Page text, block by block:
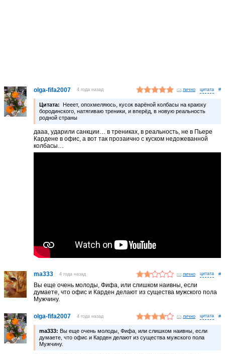
olga-fifa2007 4 года назад лично #
Цитата: Нееет, опохмеляюсь, кусок варёной колбасы на краюху
бородинского, натягиваю треники, и вперёд, в новую реальность
родной страны
дааа, ударили санкции… в трениках, в реальность, не в Пьере
Кардене в офис, а вот так прозаично с куском недожеванной
колбасы…
ma333 4 года назад лично #
Вы еще очень молоды, Фифа, или слишком наивны, если
думаете, что офис и Карден делают из существа мужского пола
Мужчину.
olga-fifa2007 4 года назад лично #
ma333: Вы еще очень молоды, Фифа, или слишком наивны, если
думаете, что офис и Карден делают из существа мужского пола
Мужчину.